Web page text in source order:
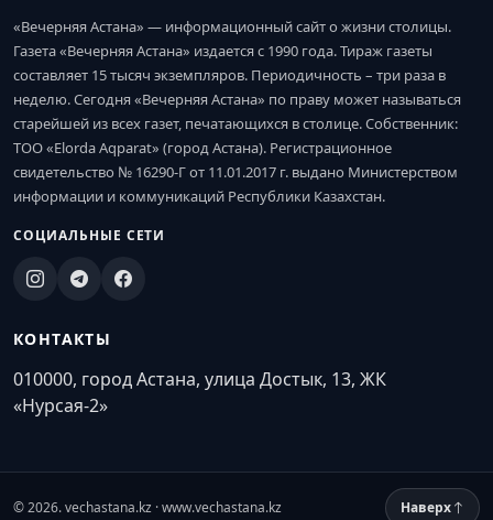
«Вечерняя Астана» — информационный сайт о жизни столицы.
Газета «Вечерняя Астана» издается с 1990 года. Тираж газеты
составляет 15 тысяч экземпляров. Периодичность – три раза в
неделю. Сегодня «Вечерняя Астана» по праву может называться
старейшей из всех газет, печатающихся в столице. Собственник:
ТОО «Elorda Aqparat» (город Астана). Регистрационное
свидетельство № 16290-Г от 11.01.2017 г. выдано Министерством
информации и коммуникаций Республики Казахстан.
СОЦИАЛЬНЫЕ СЕТИ
КОНТАКТЫ
010000, город Астана, улица Достык, 13, ЖК
«Нурсая-2»
© 2026. vechastana.kz · www.vechastana.kz Наверх